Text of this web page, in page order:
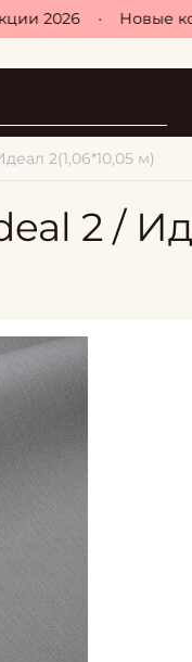
2026 • Новые
2(1,06*10,05 м)
2 /